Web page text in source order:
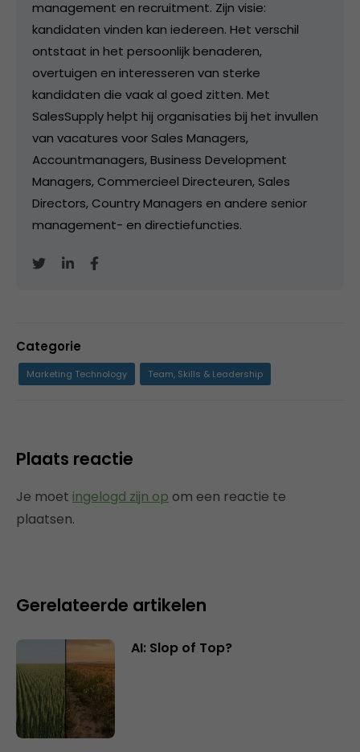
management en recruitment. Zijn visie:
kandidaten vinden kan iedereen. Het verschil
ontstaat in het persoonlijk benaderen,
overtuigen en interesseren van sterke
kandidaten die vaak al goed zitten. Met
SalesSupply helpt hij organisaties bij het invullen
van vacatures voor Sales Managers,
Accountmanagers, Business Development
Managers, Commercieel Directeuren, Sales
Directors, Country Managers en andere senior
management- en directiefuncties.
Categorie
Marketing Technology Team, Skills & Leadership
Plaats reactie
Je moet ingelogd zijn op om een reactie te
plaatsen.
Gerelateerde artikelen
AI: Slop of Top?